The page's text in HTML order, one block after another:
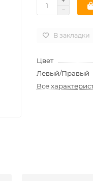
В закладки
Цвет
Левый/Правый
Все